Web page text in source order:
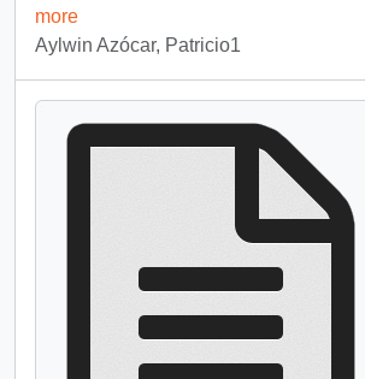
more
Aylwin Azócar, Patricio1